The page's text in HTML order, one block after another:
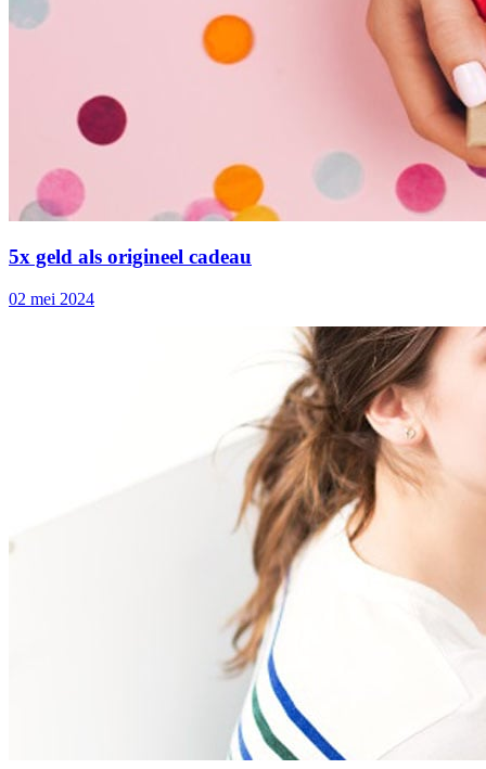
5x geld als origineel cadeau
02 mei 2024